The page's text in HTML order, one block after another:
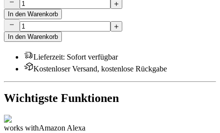
In den Warenkorb
In den Warenkorb
Lieferzeit: Sofort verfügbar
Kostenloser Versand, kostenlose Rückgabe
Wichtigste Funktionen
works withAmazon Alexa